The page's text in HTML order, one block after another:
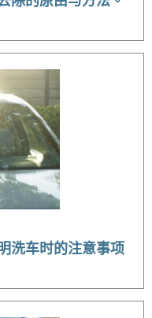
洗车时的注意事项